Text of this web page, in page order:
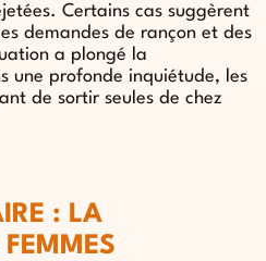
Certains cas suggèrent
demandes de rançon et des
a plongé la
une profonde inquiétude, les
de sortir seules de chez
: LA